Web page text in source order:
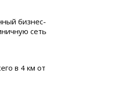
бизнес-
сеть
в 4 км от